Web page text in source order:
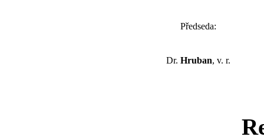
Předseda:
Dr. Hruban, v. r.